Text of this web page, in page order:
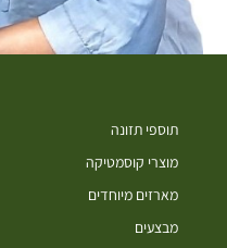
תוספי תזונה
מוצרי קוסמטיקה
מארזים מיוחדים
מבצעים